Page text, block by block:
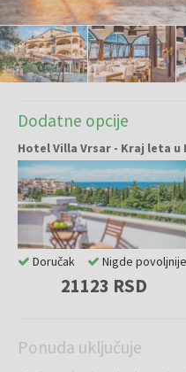
Dodatne opcije
Hotel Villa Vrsar - Kraj leta u
21123 RSD
Doručak Nigde povoljnije
Ponuda uključuje